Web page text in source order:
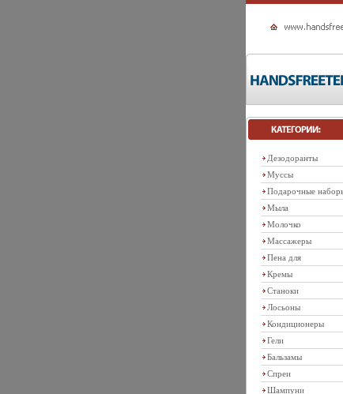
Дезодоранты
Муссы
Подарочные
Мыла
Молочко
Массажеры
Пена для
Кремы
Станоки
Лосьоны
Кондиционеры
Гели
Бальзамы
Спреи
Шампуни